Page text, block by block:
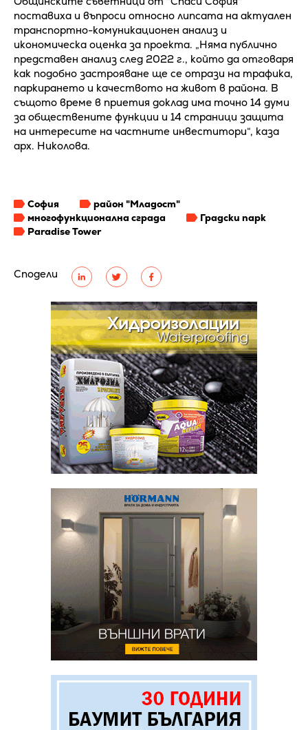
Сподели
поставиха и въпроси относно липсата на актуален
транспортно-комуникационен анализ и
икономическа оценка за проекта. „Няма публично
представен анализ след 2022 г., който да отговаря
как подобно застрояване ще се отрази на трафика,
паркирането и качеството на живот в района. В
същото време в приетия доклад има точно 14 думи
за обществените функции и 14 страници защита
на интересите на частните инвеститори“, каза
арх. Николова.
София
район "Младост"
многофункционална сграда
Градски парк
Paradise Tower